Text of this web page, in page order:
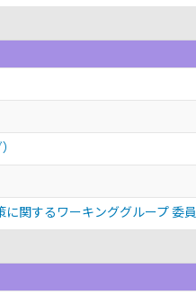
関するワーキンググループ 委員